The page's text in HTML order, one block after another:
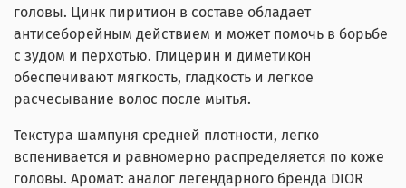
головы. Цинк пиритион в составе обладает
антисеборейным действием и может помочь в борьбе
с зудом и перхотью. Глицерин и диметикон
обеспечивают мягкость, гладкость и легкое
расчесывание волос после мытья.
Текстура шампуня средней плотности, легко
вспенивается и равномерно распределяется по коже
головы. Аромат: аналог легендарного бренда DIOR